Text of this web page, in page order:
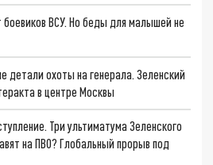
ВСУ. Но беды для малышей не
охоты на генерала. Зеленский
в центре Москвы
Три ультиматума Зеленского
на ПВО? Глобальный прорыв под